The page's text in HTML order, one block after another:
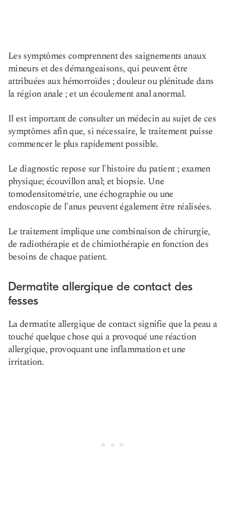
Les symptômes comprennent des saignements anaux
mineurs et des démangeaisons, qui peuvent être
attribuées aux hémorroïdes ; douleur ou plénitude dans
la région anale ; et un écoulement anal anormal.
Il est important de consulter un médecin au sujet de ces
symptômes afin que, si nécessaire, le traitement puisse
commencer le plus rapidement possible.
Le diagnostic repose sur l'histoire du patient ; examen
physique; écouvillon anal; et biopsie. Une
tomodensitométrie, une échographie ou une
endoscopie de l'anus peuvent également être réalisées.
Le traitement implique une combinaison de chirurgie,
de radiothérapie et de chimiothérapie en fonction des
besoins de chaque patient.
Dermatite allergique de contact des
fesses
La dermatite allergique de contact signifie que la peau a
touché quelque chose qui a provoqué une réaction
allergique, provoquant une inflammation et une
irritation.